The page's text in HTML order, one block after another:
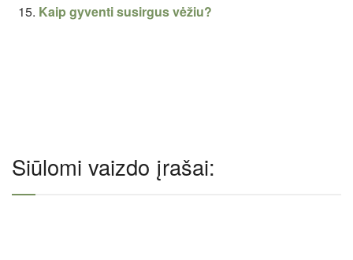
Kaip gyventi susirgus vėžiu?
Siūlomi vaizdo įrašai: